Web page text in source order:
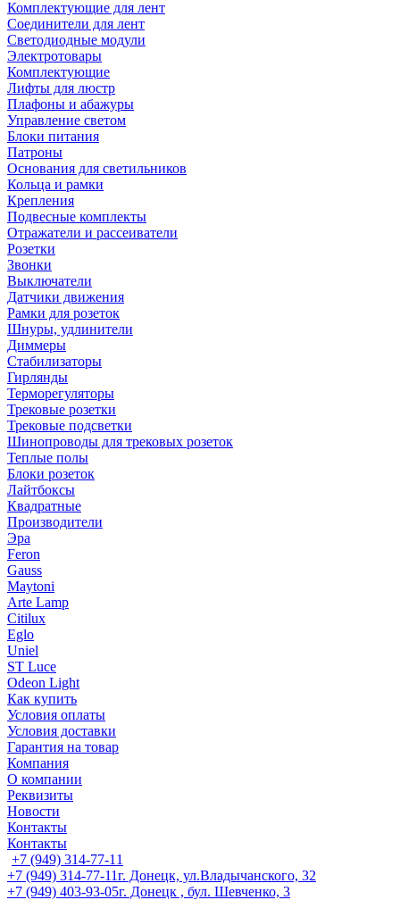
Комплектующие для лент
Соединители для лент
Светодиодные модули
Электротовары
Комплектующие
Лифты для люстр
Плафоны и абажуры
Управление светом
Блоки питания
Патроны
Основания для светильников
Кольца и рамки
Крепления
Подвесные комплекты
Отражатели и рассеиватели
Розетки
Звонки
Выключатели
Датчики движения
Рамки для розеток
Шнуры, удлинители
Диммеры
Стабилизаторы
Гирлянды
Терморегуляторы
Трековые розетки
Трековые подсветки
Шинопроводы для трековых розеток
Теплые полы
Блоки розеток
Лайтбоксы
Квадратные
Производители
Эра
Feron
Gauss
Maytoni
Arte Lamp
Citilux
Eglo
Uniel
ST Luce
Odeon Light
Как купить
Условия оплаты
Условия доставки
Гарантия на товар
Компания
О компании
Реквизиты
Новости
Контакты
Контакты
+7 (949) 314-77-11
+7 (949) 314-77-11г. Донецк, ул.Владычанского, 32
+7 (949) 403-93-05г. Донецк , бул. Шевченко, 3